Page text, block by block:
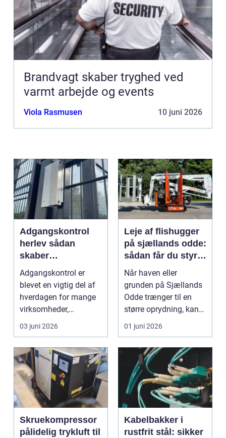
Brandvagt skaber tryghed ved
varmt arbejde og events
Viola Rasmusen 10 juni 2026
Adgangskontrol
herlev sådan
skaber
virksomheder
bedre sikkerhed
og fleksibilitet
Adgangskontrol er
blevet en vigtig del af
hverdagen for mange
virksomheder,
boligforeninger og
insti...
03 juni 2026
Leje af flishugger
på sjællands odde:
sådan får du styr
på grene og
haveaffald
Når haven eller
grunden på Sjællands
Odde trænger til en
større oprydning, kan
en flishugger spare
m...
01 juni 2026
Skruekompressor
pålidelig trykluft til
Kabelbakker i
rustfrit stål: sikker